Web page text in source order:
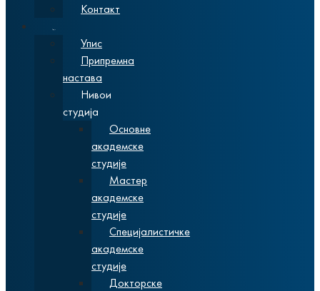
Контакт
Упис
Припремна
настава
Нивои
студија
Основне
академске
студије
Мастер
академске
студије
Специјалистичке
академске
студије
Докторске